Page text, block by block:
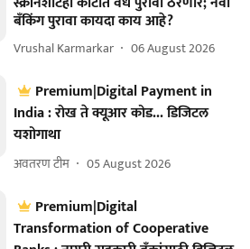
बँकिंग पुरावा कायदा काय आहे?
Vrushal Karmarkar 06 August 2026
Premium|Digital Payment in
India : रोख ते क्यूआर कोड... डिजिटल
यशोगाथा
अवतरण टीम 05 August 2026
Premium|Digital
Transformation of Cooperative